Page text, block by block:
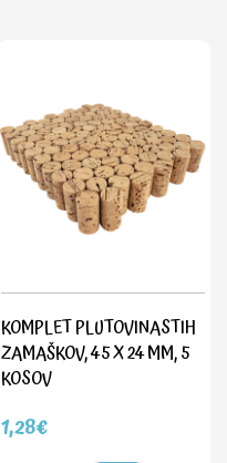
KOMPLET PLUTOVINASTIH
ZAMAŠKOV, 45 X 24 MM, 5
KOSOV
1,28€